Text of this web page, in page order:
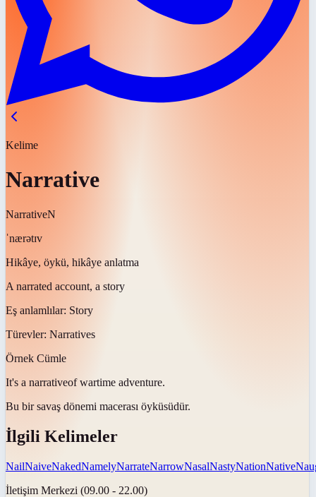
Kelime
Narrative
NarrativeN
ˈnærətɪv
Hikâye, öykü, hikâye anlatma
A narrated account, a story
Eş anlamlılar: Story
Türevler: Narratives
Örnek Cümle
It's a narrativeof wartime adventure.
Bu bir savaş dönemi macerası öyküsüdür.
İlgili Kelimeler
NailNaiveNakedNamelyNarrateNarrowNasalNastyNationNative
İletişim Merkezi (09.00 - 22.00)